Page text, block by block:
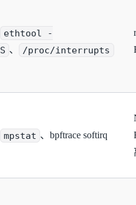
ethtool -
S 、 /proc/interrupts
mpstat 、bpftrace softirq